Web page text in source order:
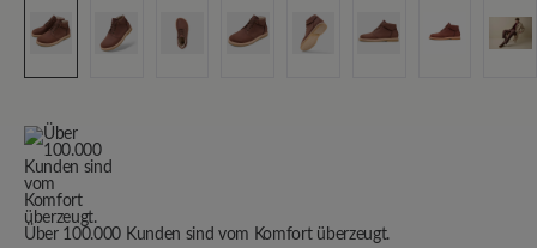
Über 100.000 Kunden sind vom Komfort überzeugt.